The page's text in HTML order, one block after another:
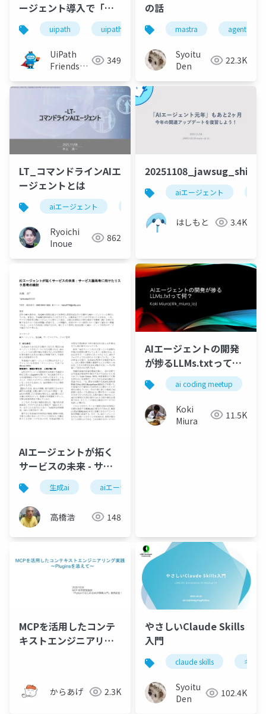
ージェント導入で「失
敗しない」ための土台
作り
uipath uipathfriends
UiPath
Friends
349
の話
mastra agentcore
Syoitu
Den
22.3K
LT_コマンドラインAIエ
ージェントとは
aiエージェント
Ryoichi
Inoue
862
aiエージェント
はしもと 3.4K
AIエージェントが拓く
サービスの未来 - サー
ビス論再考に向けたリ
スク思考の検討 -
生成ai aiエージェント
高橋浩 148
AIエージェントの開発
が捗るLLMs.txtって
何？
ai coding meetup
Koki
Miura
11.5K
MCPを活用したコンテ
キストエンジニアリン
からあげ 2.3K
やさしいClaude Skills
入門
claude skills キミ
Syoitu
Den
102.4K